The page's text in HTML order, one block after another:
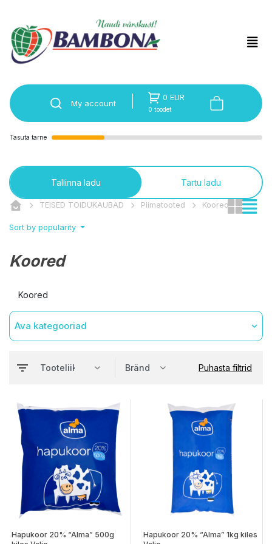
My account
0 EUR
0 toodet
Tasuta tarne
Tallinna ladu Tartu ladu
TEISED TOIDUKAUBAD Piimatooted Koored
Sort by popularity
Koored
Koored
Ava kategooriad
Puhasta filtrid
Hapukoor 20% “Alma” 500g
Hapukoor 20% “Alma” 1kg kiles